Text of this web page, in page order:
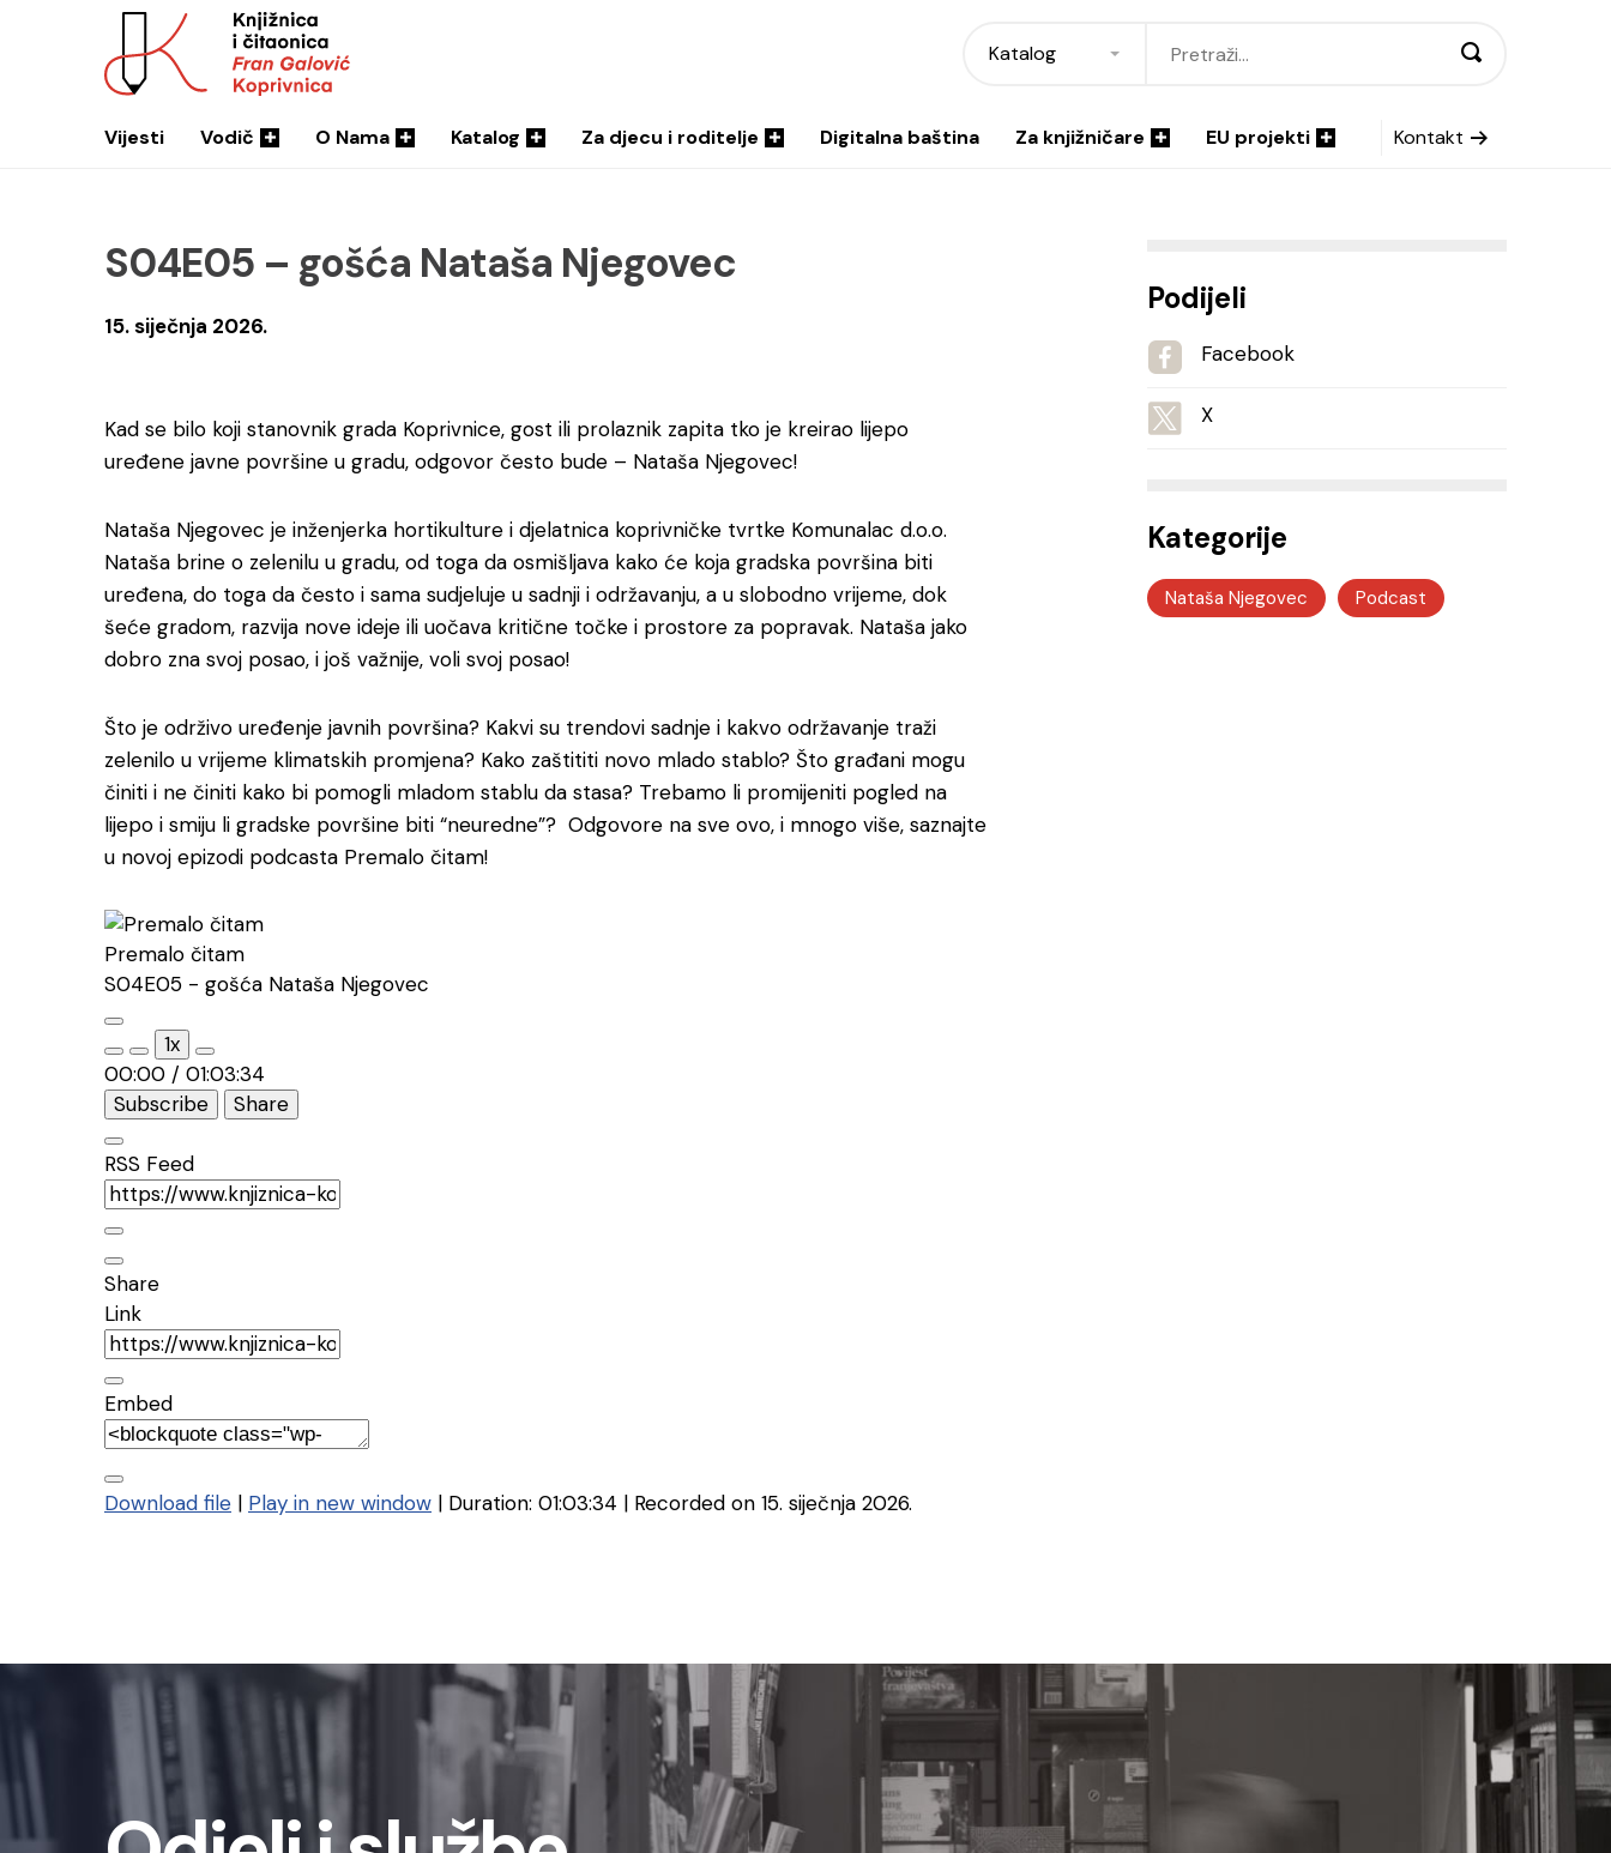
Katalog
Vijesti Vodič O Nama Katalog Za djecu i roditelje Digitalna baština Za knjižničare EU projekti Kontakt
S04E05 – gošća Nataša Njegovec
15. siječnja 2026.
Kad se bilo koji stanovnik grada Koprivnice, gost ili prolaznik zapita tko je kreirao lijepo
uređene javne površine u gradu, odgovor često bude – Nataša Njegovec!
Nataša Njegovec je inženjerka hortikulture i djelatnica koprivničke tvrtke Komunalac d.o.o.
Nataša brine o zelenilu u gradu, od toga da osmišljava kako će koja gradska površina biti
uređena, do toga da često i sama sudjeluje u sadnji i održavanju, a u slobodno vrijeme, dok
šeće gradom, razvija nove ideje ili uočava kritične točke i prostore za popravak. Nataša jako
dobro zna svoj posao, i još važnije, voli svoj posao!
Što je održivo uređenje javnih površina? Kakvi su trendovi sadnje i kakvo održavanje traži
zelenilo u vrijeme klimatskih promjena? Kako zaštititi novo mlado stablo? Što građani mogu
činiti i ne činiti kako bi pomogli mladom stablu da stasa? Trebamo li promijeniti pogled na
lijepo i smiju li gradske površine biti “neuredne”? Odgovore na sve ovo, i mnogo više, saznajte
u novoj epizodi podcasta Premalo čitam!
Premalo čitam
S04E05 - gošća Nataša Njegovec
Play
Episode
1x
00:00 / 01:03:34
Subscribe
Share
RSS Feed
Share
Link
Embed
Download file | Play in new window | Duration: 01:03:34 | Recorded on 15. siječnja 2026.
Podijeli
Facebook
X
Kategorije
Nataša Njegovec Podcast